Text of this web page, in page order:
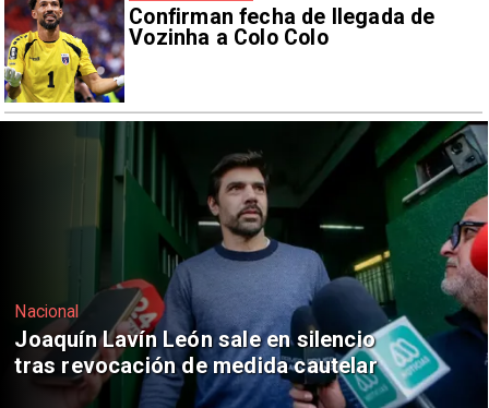
Confirman fecha de llegada de
Vozinha a Colo Colo
Nacional
Chile y Venezuela formalizan reinicio
de relaciones consulares